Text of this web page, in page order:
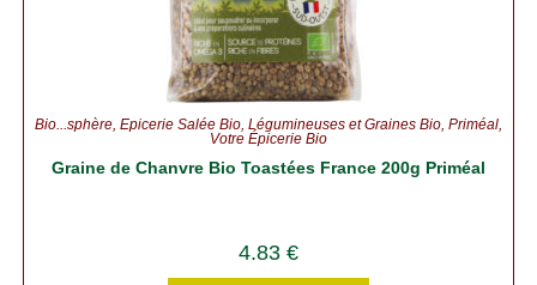
Bio...sphère, Épicerie Salée Bio, Légumineuses et Graines Bio, Priméal,
Votre Épicerie Bio
Graine de Chanvre Bio Toastées France 200g Priméal
4.83 €